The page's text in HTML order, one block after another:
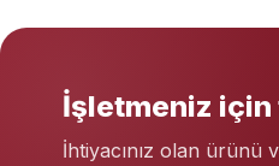
İşletmeniz için
İhtiyacınız olan ürünü